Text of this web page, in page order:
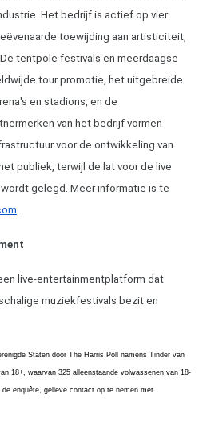
Het bedrijf is actief op vier
toewijding aan artisticiteit,
tentpole festivals en meerdaagse
tour promotie, het uitgebreide
en stadions, en de
van het bedrijf vormen
voor de ontwikkeling van
publiek, terwijl de lat voor de live
gelegd. Meer informatie is te
live-entertainmentplatform dat
muziekfestivals bezit en
Staten door The Harris Poll namens Tinder van
18+, waarvan 325 alleenstaande volwassenen van 18-
enquête, gelieve contact op te nemen met